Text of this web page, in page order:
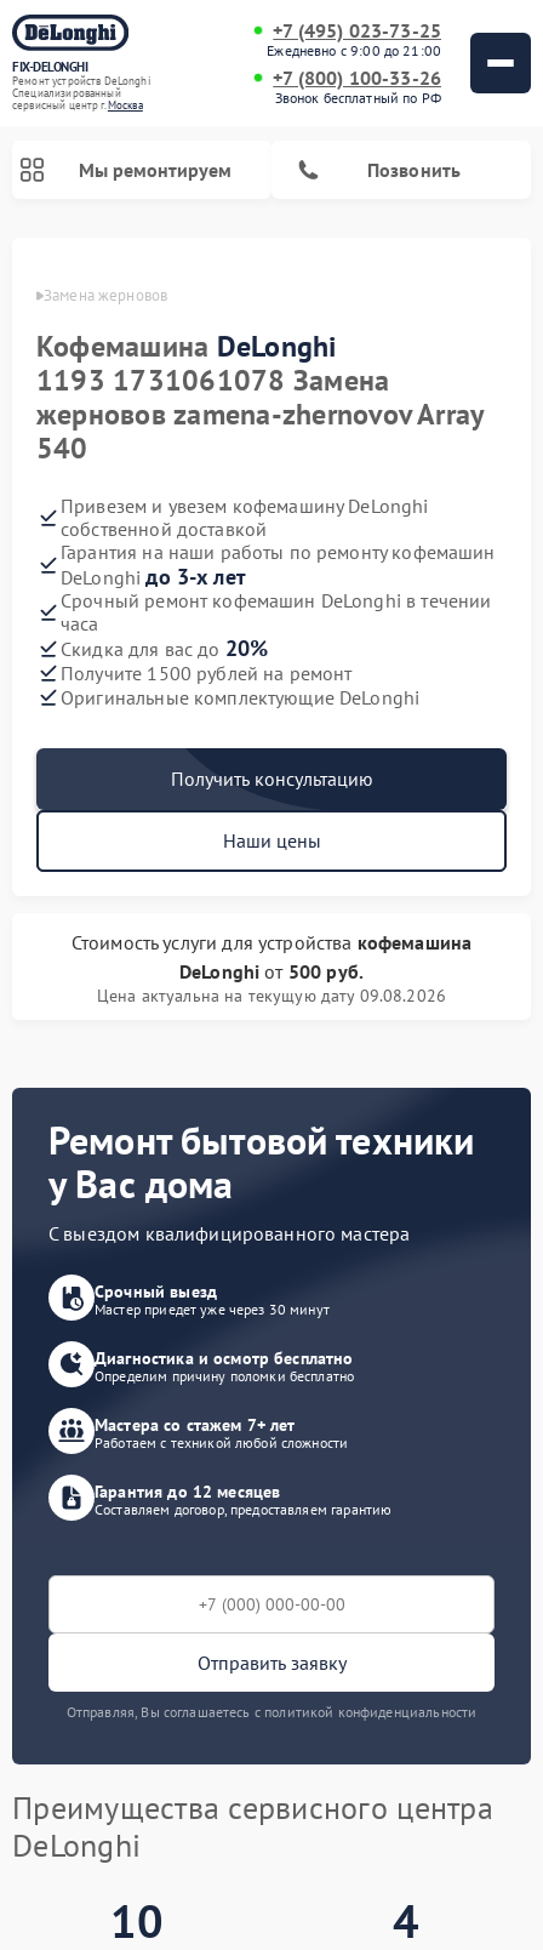
FIX-DELONGHI
Ремонт устройств DeLonghi
Специализированный
cервисный центр г.Москва
+7 (495) 023-73-25
Ежедневно с 9:00 до 21:00
+7 (800) 100-33-26
Звонок бесплатный по РФ
Мы ремонтируем Позвонить
Замена жерновов
Кофемашина DeLonghi
1193 1731061078 Замена
жерновов zamena-zhernovov Array
540
Привезем и увезем кофемашину DeLonghi
собственной доставкой
Гарантия на наши работы по ремонту кофемашин
DeLonghiдо 3-х лет
Срочный ремонт кофемашин DeLonghi в течении
часа
Скидка для вас до 20%
Получите 1500 рублей на ремонт
Оригинальные комплектующие DeLonghi
Получить консультацию
Наши цены
Стоимость услугидля устройства кофемашина
DeLonghi от 500 руб.
Цена актуальна на текущую дату 09.08.2026
Ремонт бытовой техники
у Вас дома
С выездом квалифицированного мастера
Срочный выезд
Мастер приедет уже через 30 минут
Диагностика и осмотр бесплатно
Определим причину поломки бесплатно
Мастера со стажем 7+ лет
Работаем с техникой любой сложности
Гарантия до 12 месяцев
Составляем договор, предоставляем гарантию
Отправить заявку
Отправляя, Вы соглашаетесь с политикой конфиденциальности
Преимущества сервисного центра
DeLonghi
10 4